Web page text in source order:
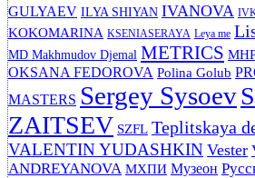
GULYAEV ILYA SHIYAN IVANOVA
KOKOMARINA KSENIASERAYA Leya me
MD Makhmudov Djemal METRICS
OKSANA FEDOROVA Polina Golub
MASTERS Sergey Sysoev
ZAITSEV SZFL Teplitskaya
VALENTIN YUDASHKIN Vester
ANDREYANOVA МХПИ Музеон